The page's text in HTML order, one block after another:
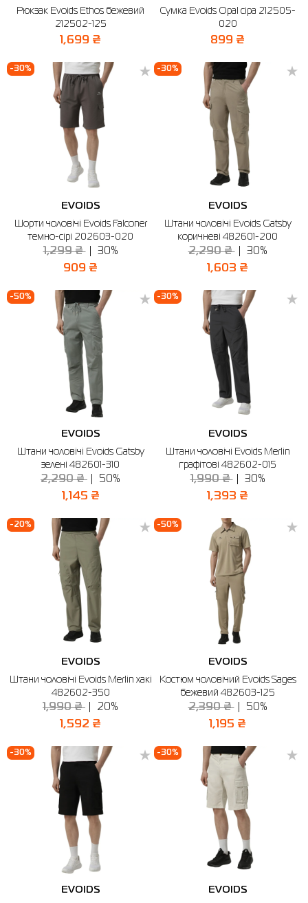
Толстовки
Фітнес та йога
Шарфи
Under Armour
Напівчеревики
Бренди
Рюкзак Evoids Ethos бежевий
212502-125
1,699 ₴
Сумка Evoids Opal сіра 212505-
020
899 ₴
-30%
EVOIDS
Шорти чоловічі Evoids Falconer
темно-сірі 202603-020
1,299 ₴ 30%
909 ₴
-30%
EVOIDS
Штани чоловічі Evoids Gatsby
коричневі 482601-200
2,290 ₴ 30%
1,603 ₴
-50%
EVOIDS
Штани чоловічі Evoids Gatsby
зелені 482601-310
2,290 ₴ 50%
1,145 ₴
-30%
EVOIDS
Штани чоловічі Evoids Merlin
графiтові 482602-015
1,990 ₴ 30%
1,393 ₴
-20%
EVOIDS
Штани чоловічі Evoids Merlin хакі
482602-350
1,990 ₴ 20%
1,592 ₴
-50%
EVOIDS
Костюм чоловічий Evoids Sages
бежевий 482603-125
2,390 ₴ 50%
1,195 ₴
-30%
EVOIDS
-30%
EVOIDS